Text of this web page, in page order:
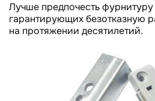
Лучше предпочесть
гарантирующих безотказную
на протяжении десятилетий.